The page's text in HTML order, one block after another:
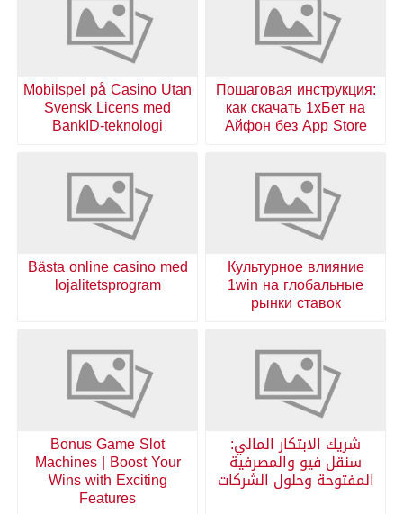
Пошаговая инструкция:
как скачать 1хБет на
Айфон без App Store
Mobilspel på Casino Utan
Svensk Licens med
BankID-teknologi
Культурное влияние
1win на глобальные
рынки ставок
Bästa online casino med
lojalitetsprogram
شريك الابتكار المالي:
سنقل فيو والمصرفية
المفتوحة وحلول الشركات
Bonus Game Slot
Machines | Boost Your
Wins with Exciting
Features